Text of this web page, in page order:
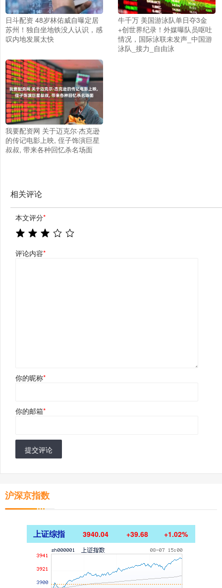
日斗配资 48岁林佑威自曝定居
苏州！独自坐地铁没人认识，感
叹内地发展太快
牛千万 美国游泳队单日夺3金
+创世界纪录！外媒曝队员呕吐
情况，国际泳联未发声_中国游
泳队_接力_自由泳
我要配资网 关于迈克尔·杰克逊
的传记电影上映, 侄子饰演巨星
叔叔, 带来各种回忆杀名场面
相关评论
本文评分*
评论内容*
你的昵称*
你的邮箱*
提交评论
沪深京指数
上证综指 3940.04 +39.68 +1.02%